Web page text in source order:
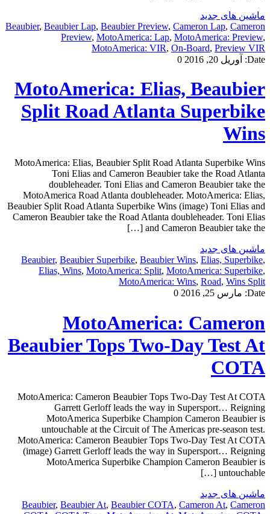
ماشین های جدید
Beaubier, Beaubier Lap, Beaubier Preview, Cameron Lap, Cameron
Preview, MotoAmerica: Lap, MotoAmerica: Preview,
MotoAmerica: VIR, On-Board, Preview VIR
Date:
آوریل 20, 2016 0
MotoAmerica: Elias, Beaubier
Split Road Atlanta Superbike
Wins
MotoAmerica: Elias, Beaubier Split Road Atlanta Superbike Wins
Toni Elias and Cameron Beaubier take the Road Atlanta
doubleheader. Toni Elias and Cameron Beaubier take the
MotoAmerica Road Atlanta doubleheader. MotoAmerica: Elias,
Beaubier Split Road Atlanta Superbike Wins (image) Toni Elias and
Cameron Beaubier take the Road Atlanta doubleheader. Toni Elias
and Cameron Beaubier take the […]
ماشین های جدید
Beaubier, Beaubier Superbike, Beaubier Wins, Elias, Superbike,
Elias, Wins, MotoAmerica: Split, MotoAmerica: Superbike,
MotoAmerica: Wins, Road, Wins Split
Date: مارس 25, 2016 0
MotoAmerica: Cameron
Beaubier Tops Two-Day Test At
COTA
MotoAmerica: Cameron Beaubier Tops Two-Day Test At COTA
Garrett Gerloff leads the way in Supersport… Reigning
MotoAmerica Superbike Champion Cameron Beaubier is
untouchable at the Circuit of The Americas pre-season test.
MotoAmerica: Cameron Beaubier Tops Two-Day Test At COTA
(image) Garrett Gerloff leads the way in Supersport… Reigning
MotoAmerica Superbike Champion Cameron Beaubier is
untouchable […]
ماشین های جدید
Beaubier, Beaubier At, Beaubier COTA, Cameron At, Cameron